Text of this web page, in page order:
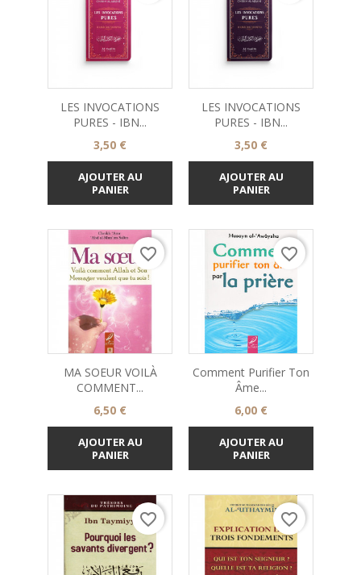
LES INVOCATIONS
PURES - IBN...
Prix
3,50 €
AJOUTER AU
PANIER
LES INVOCATIONS
PURES - IBN...
Prix
3,50 €
AJOUTER AU
PANIER
MA SOEUR VOILÀ
COMMENT...
Prix
6,50 €
AJOUTER AU
PANIER
favorite_border
Comment Purifier Ton
Âme...
Prix
6,00 €
AJOUTER AU
PANIER
favorite_border
favorite_border favorite_border